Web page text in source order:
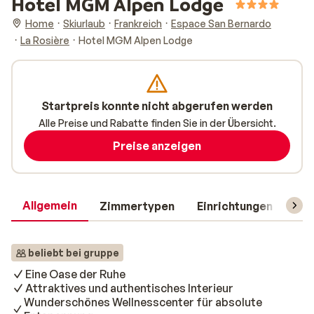
Home Skiurlaub Frankreich
Espace San Bernardo
La Rosière
Hotel MGM Alpen Lodge
Allgemein Zimmertypen Einrichtungen
beliebt bei gruppe
Eine Oase der Ruhe
Attraktives und authentisches Interieur
Wunderschönes Wellnesscenter für absolute
Startpreis konnte nicht abgerufen werden
Alle Preise und Rabatte finden Sie in der Übersicht.
Preise anzeigen